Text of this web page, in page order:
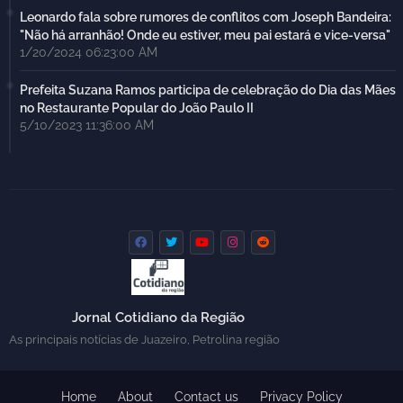
Leonardo fala sobre rumores de conflitos com Joseph Bandeira:
"Não há arranhão! Onde eu estiver, meu pai estará e vice-versa"
1/20/2024 06:23:00 AM
Prefeita Suzana Ramos participa de celebração do Dia das Mães
no Restaurante Popular do João Paulo II
5/10/2023 11:36:00 AM
Jornal Cotidiano da Região
As principais notícias de Juazeiro, Petrolina região
Home About Contact us Privacy Policy